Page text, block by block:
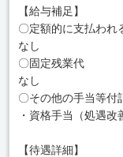
【給与補足】
〇定額的に支払われ
なし
〇固定残業代
なし
〇その他の手当等付
・資格手当（処遇
【待遇詳細】